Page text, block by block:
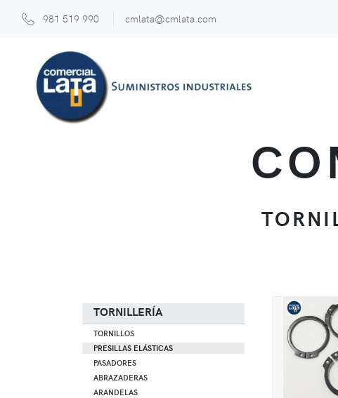
981 519 990 cmlata@cmlata.com
TORNILLERÍA
TORNILLOS
PRESILLAS ELÁSTICAS
PASADORES
ABRAZADERAS
ARANDELAS